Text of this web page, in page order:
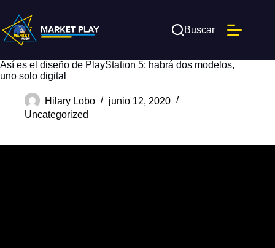
contenido
Buscar
Así es el diseño de PlayStation 5; habrá dos modelos,
uno solo digital
Hilary Lobo
junio 12, 2020
Uncategorized